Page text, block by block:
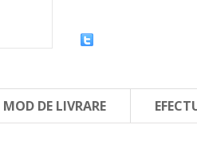
MOD DE LIVRARE